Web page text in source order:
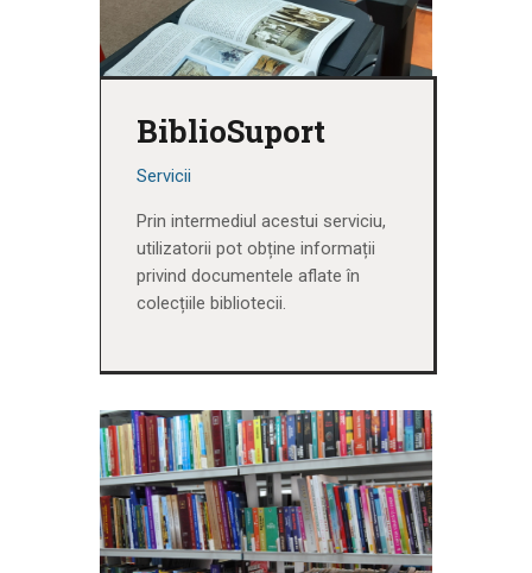
BiblioSuport
Servicii
Prin intermediul acestui serviciu,
utilizatorii pot obține informații
privind documentele aflate în
colecțiile bibliotecii.